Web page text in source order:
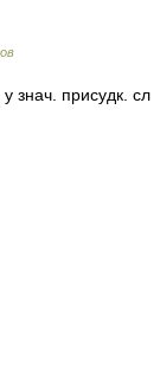
знач. присудк. сл